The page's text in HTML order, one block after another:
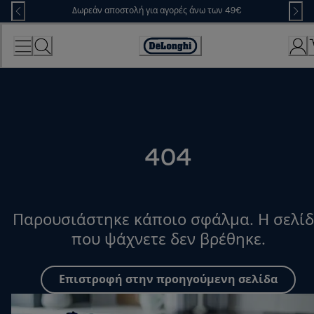
Skip
to
Content
Δωρεάν αποστολή για αγορές άνω των 49€
Accessibility
Statement
404
Παρουσιάστηκε κάποιο σφάλμα. Η
που ψάχνετε δεν βρέθηκε.
Επιστροφή στην προηγούμενη σελίδα